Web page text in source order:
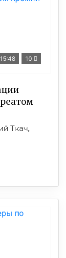
10
Ткач,